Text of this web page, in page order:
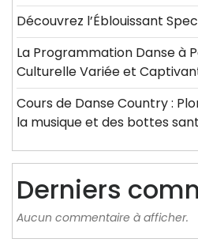
Découvrez l’Éblouissant
La Programmation Danse à
Culturelle Variée et
Cours de Danse Country :
la musique et des bottes
Derniers
Aucun commentaire à afficher.